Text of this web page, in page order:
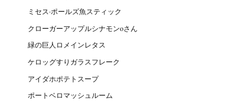
ミセス·ポールズ魚スティック
クローガーアップルシナモンoさん
緑の巨人ロメインレタス
ケロッグすりガラスフレーク
アイダホポテトスープ
ポートベロマッシュルーム